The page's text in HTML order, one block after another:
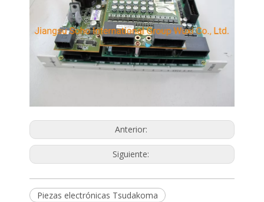
Anterior:
Siguiente:
Piezas electrónicas Tsudakoma